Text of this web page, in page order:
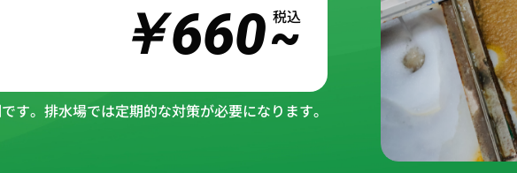
排水場 都市河川・ダム・湖
￥660~
税込
す。排水場では定期的な対策が必要になります。